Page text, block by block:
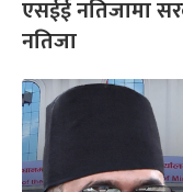
एसईई नतिजामा
नतिजा